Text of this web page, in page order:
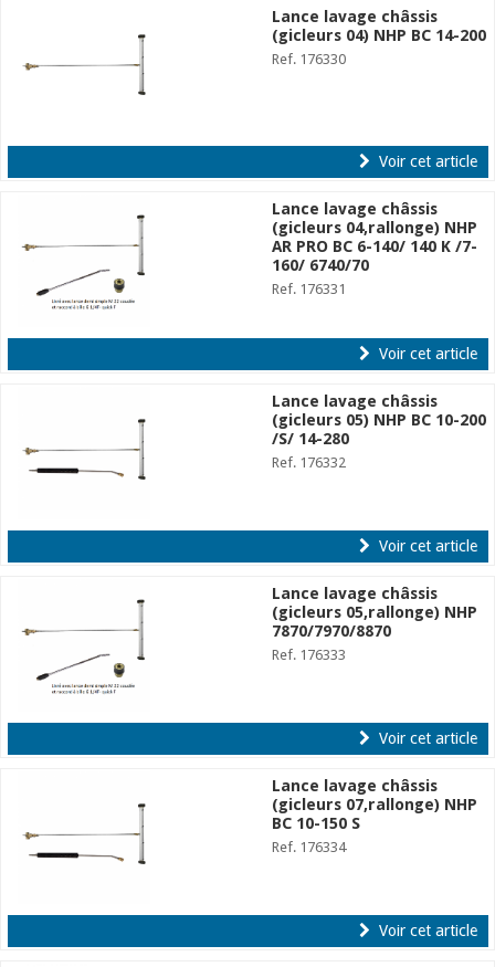
Lance lavage châssis
(gicleurs 04) NHP BC 14-200
Ref. 176330
Voir cet article
Lance lavage châssis
(gicleurs 04,rallonge) NHP
AR PRO BC 6-140/ 140 K /7-
160/ 6740/70
Ref. 176331
Voir cet article
Lance lavage châssis
(gicleurs 05) NHP BC 10-200
/S/ 14-280
Ref. 176332
Voir cet article
Lance lavage châssis
(gicleurs 05,rallonge) NHP
7870/7970/8870
Ref. 176333
Voir cet article
Lance lavage châssis
(gicleurs 07,rallonge) NHP
BC 10-150 S
Ref. 176334
Voir cet article